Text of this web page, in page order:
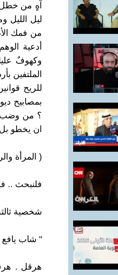
آهٍ من خطل
ليل الليل
من فمك
أدعية
وكهوفٌ
الملتفين
للريح
بمصابيح
؟ من وضب
ان يخطو
( المرأة
فلنبحث ..
شخصية
" شاب
هرقل .